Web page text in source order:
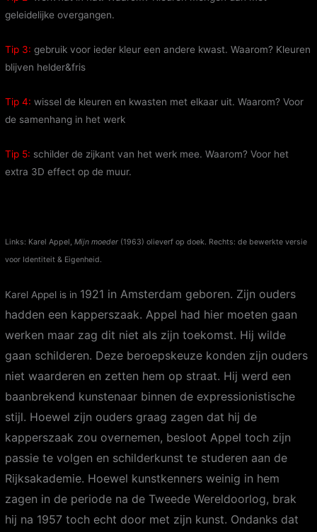
geleidelijke overgangen.
Tip 3: gebruik voor ieder kleur een andere kwast. Waarom? Kleuren
blijven helder&fris
Tip 4: wissel de kleuren en kwasten met elkaar uit. Waarom? Voor
de samenhang in het werk
Tip 5: schilder de zijkant van het werk mee. Waarom? Voor het
extra 3D effect op de muur.
Links: Karel Appel,Mijn moeder (1963) olieverf op doek. Rechts: de bewerkte versie
voor Identiteit & Eigenheid.
Karel Appel is in 1921 in Amsterdam geboren. Zijn ouders
hadden een kapperszaak. Appel had hier moeten gaan
werken maar zag dit niet als zijn toekomst. Hij wilde
gaan schilderen. Deze beroepskeuze konden zijn ouders
niet waarderen en zetten hem op straat. Hij werd een
baanbrekend kunstenaar binnen de expressionistische
stijl. Hoewel zijn ouders graag zagen dat hij de
kapperszaak zou overnemen, besloot Appel toch zijn
passie te volgen en schilderkunst te studeren aan de
Rijksakademie. Hoewel kunstkenners weinig in hem
zagen in de periode na de Tweede Wereldoorlog, brak
hij na 1957 toch echt door met zijn kunst. Ondanks dat